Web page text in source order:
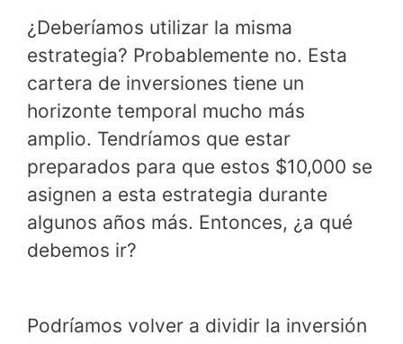
¿Deberíamos utilizar la misma
estrategia? Probablemente no. Esta
cartera de inversiones tiene un
horizonte temporal mucho más
amplio. Tendríamos que estar
preparados para que estos $10,000 se
asignen a esta estrategia durante
algunos años más. Entonces, ¿a qué
debemos ir?
Podríamos volver a dividir la inversión